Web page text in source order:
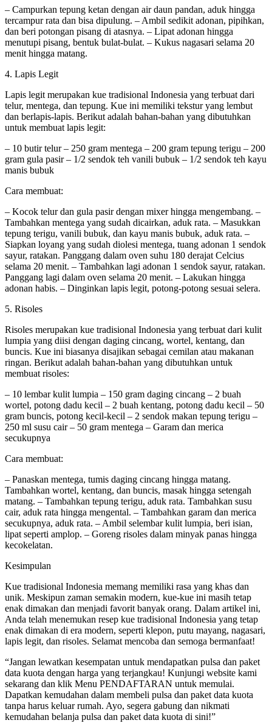
– Campurkan tepung ketan dengan air daun pandan, aduk hingga
tercampur rata dan bisa dipulung. – Ambil sedikit adonan, pipihkan,
dan beri potongan pisang di atasnya. – Lipat adonan hingga
menutupi pisang, bentuk bulat-bulat. – Kukus nagasari selama 20
menit hingga matang.
4. Lapis Legit
Lapis legit merupakan kue tradisional Indonesia yang terbuat dari
telur, mentega, dan tepung. Kue ini memiliki tekstur yang lembut
dan berlapis-lapis. Berikut adalah bahan-bahan yang dibutuhkan
untuk membuat lapis legit:
– 10 butir telur – 250 gram mentega – 200 gram tepung terigu – 200
gram gula pasir – 1/2 sendok teh vanili bubuk – 1/2 sendok teh kayu
manis bubuk
Cara membuat:
– Kocok telur dan gula pasir dengan mixer hingga mengembang. –
Tambahkan mentega yang sudah dicairkan, aduk rata. – Masukkan
tepung terigu, vanili bubuk, dan kayu manis bubuk, aduk rata. –
Siapkan loyang yang sudah diolesi mentega, tuang adonan 1 sendok
sayur, ratakan. Panggang dalam oven suhu 180 derajat Celcius
selama 20 menit. – Tambahkan lagi adonan 1 sendok sayur, ratakan.
Panggang lagi dalam oven selama 20 menit. – Lakukan hingga
adonan habis. – Dinginkan lapis legit, potong-potong sesuai selera.
5. Risoles
Risoles merupakan kue tradisional Indonesia yang terbuat dari kulit
lumpia yang diisi dengan daging cincang, wortel, kentang, dan
buncis. Kue ini biasanya disajikan sebagai cemilan atau makanan
ringan. Berikut adalah bahan-bahan yang dibutuhkan untuk
membuat risoles:
– 10 lembar kulit lumpia – 150 gram daging cincang – 2 buah
wortel, potong dadu kecil – 2 buah kentang, potong dadu kecil – 50
gram buncis, potong kecil-kecil – 2 sendok makan tepung terigu –
250 ml susu cair – 50 gram mentega – Garam dan merica
secukupnya
Cara membuat:
– Panaskan mentega, tumis daging cincang hingga matang.
Tambahkan wortel, kentang, dan buncis, masak hingga setengah
matang. – Tambahkan tepung terigu, aduk rata. Tambahkan susu
cair, aduk rata hingga mengental. – Tambahkan garam dan merica
secukupnya, aduk rata. – Ambil selembar kulit lumpia, beri isian,
lipat seperti amplop. – Goreng risoles dalam minyak panas hingga
kecokelatan.
Kesimpulan
Kue tradisional Indonesia memang memiliki rasa yang khas dan
unik. Meskipun zaman semakin modern, kue-kue ini masih tetap
enak dimakan dan menjadi favorit banyak orang. Dalam artikel ini,
Anda telah menemukan resep kue tradisional Indonesia yang tetap
enak dimakan di era modern, seperti klepon, putu mayang, nagasari,
lapis legit, dan risoles. Selamat mencoba dan semoga bermanfaat!
“Jangan lewatkan kesempatan untuk mendapatkan pulsa dan paket
data kuota dengan harga yang terjangkau! Kunjungi website kami
sekarang dan klik Menu PENDAFTARAN untuk memulai.
Dapatkan kemudahan dalam membeli pulsa dan paket data kuota
tanpa harus keluar rumah. Ayo, segera gabung dan nikmati
kemudahan belanja pulsa dan paket data kuota di sini!”